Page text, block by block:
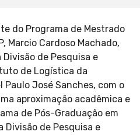
do Programa de Mestrado
Marcio Cardoso Machado,
de Pesquisa e
de Logística da
José Sanches, com o
aproximação acadêmica e
de Pós-Graduação em
Divisão de Pesquisa e